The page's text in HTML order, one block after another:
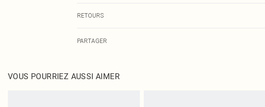
RETOURS
Veuillez noter que nous ne pouvons pas rembourser les masques
également être essayées en intérieur. Les articles pour la maison, y
PARTAGER
VOUS POURRIEZ AUSSI AIMER